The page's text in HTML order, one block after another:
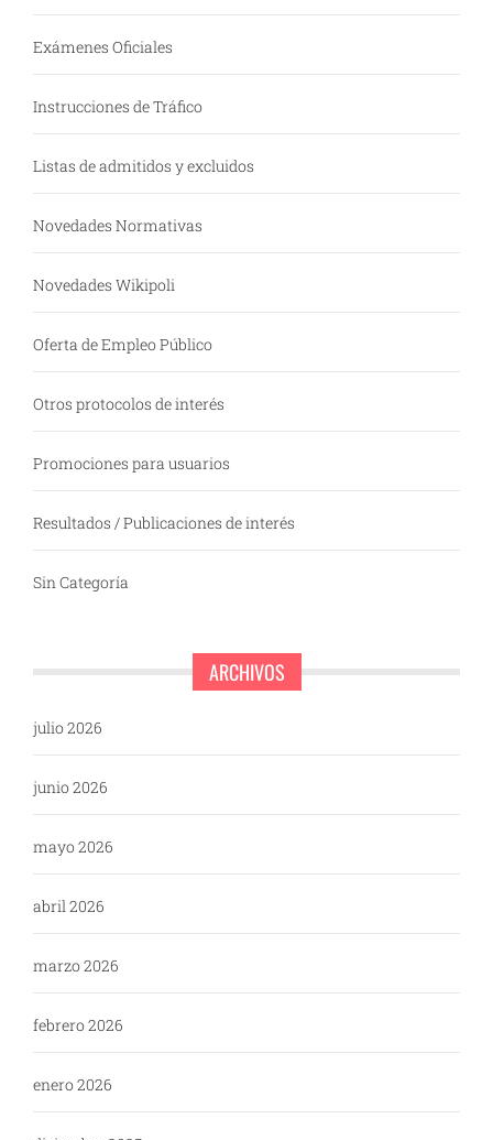
Exámenes Oficiales
Instrucciones de Tráfico
Listas de admitidos y excluidos
Novedades Normativas
Novedades Wikipoli
Oferta de Empleo Público
Otros protocolos de interés
Promociones para usuarios
Resultados / Publicaciones de interés
Sin Categoría
ARCHIVOS
julio 2026
junio 2026
mayo 2026
abril 2026
marzo 2026
febrero 2026
enero 2026